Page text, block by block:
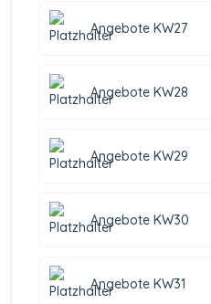
Angebote KW27
Angebote KW28
Angebote KW29
Angebote KW30
Angebote KW31